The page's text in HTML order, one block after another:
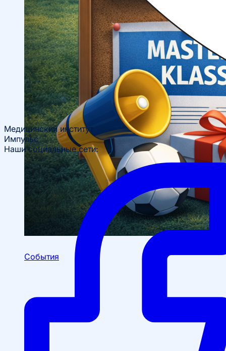
Студенческие организацииСтуденческое
общежитиеПоддержка студентовСтуденческое
научное общество
События
Медицинский институт
Импульс
Наши социальные сети: